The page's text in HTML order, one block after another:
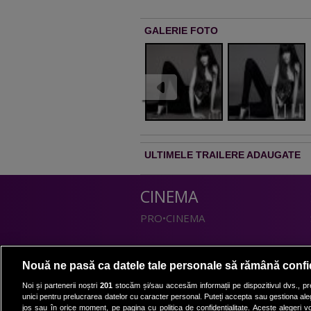
GALERIE FOTO
ULTIMELE TRAILERE ADAUGATE
CINEMA
PRO•CINEMA
DIVERTISMENT
PRO•TV
Romanii au talent
Nouă ne pasă ca datele tale personale să rămână
Noi și partenerii noștri 201stocăm și/sau accesăm informații pe dispozitivul dvs.,
unici pentru prelucrarea datelor cu caracter personal. Puteți accepta sau gestiona
jos sau în orice moment, pe pagina cu politica de confidențialitate. Aceste alegeri